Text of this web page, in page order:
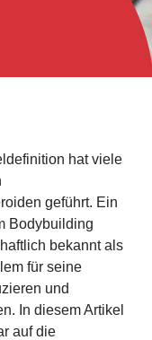
hat viele
geführt. Ein
Bodybuilding
bekannt als
für seine
und
In diesem Artikel
auf die